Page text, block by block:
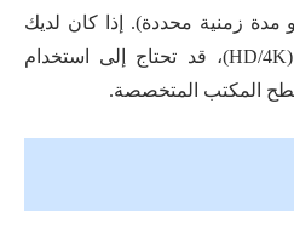
ميجابايت أو مدة زمنية محددة). إذا كان لديك
فيديو طويل أو بدقة عالية (HD/4K)، قد تحتاج إلى استخدام
المكتب المتخصصة.